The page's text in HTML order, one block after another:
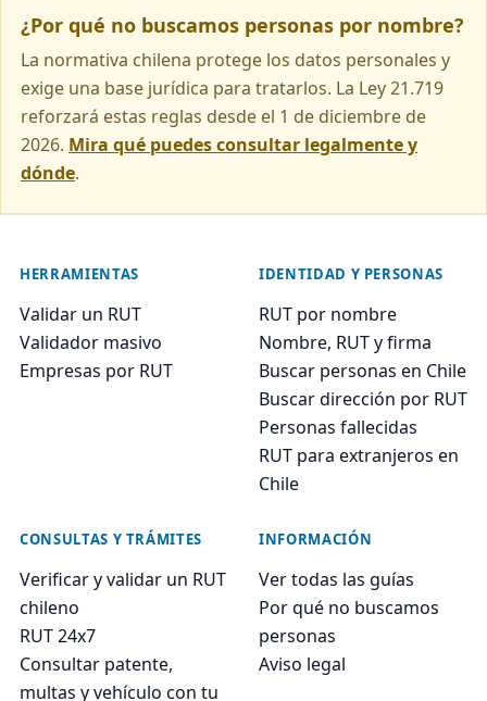
¿Por qué no buscamos personas por nombre?
La normativa chilena protege los datos personales y
exige una base jurídica para tratarlos. La Ley 21.719
reforzará estas reglas desde el 1 de diciembre de
2026. Mira qué puedes consultar legalmente y
dónde.
HERRAMIENTAS
Validar un RUT
Validador masivo
Empresas por RUT
IDENTIDAD Y PERSONAS
RUT por nombre
Nombre, RUT y firma
Buscar personas en Chile
Buscar dirección por RUT
Personas fallecidas
RUT para extranjeros en
Chile
CONSULTAS Y TRÁMITES
Verificar y validar un RUT
chileno
RUT 24x7
Consultar patente,
multas y vehículo con tu
INFORMACIÓN
Ver todas las guías
Por qué no buscamos
personas
Aviso legal